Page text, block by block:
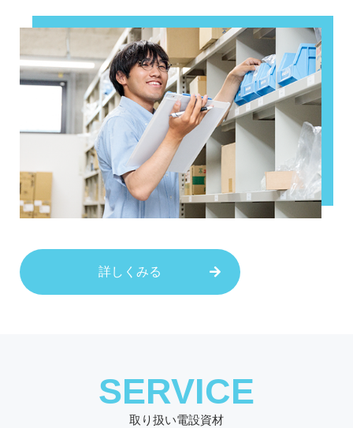
詳しくみる
SERVICE
取り扱い電設資材